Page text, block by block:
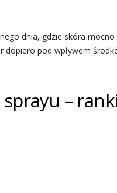
dnia, gdzie skóra
pod wpływem
–